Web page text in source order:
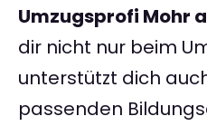
Umzugsprofi Mohr
dir nicht nur beim
unterstützt dich
passenden